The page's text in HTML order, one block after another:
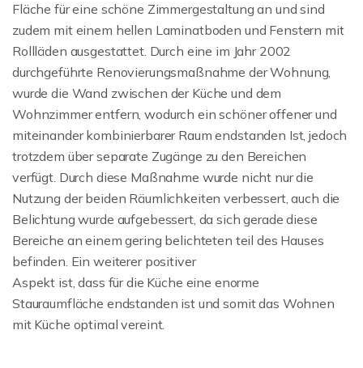
Fläche für eine schöne Zimmergestaltung an und sind
zudem mit einem hellen Laminatboden und Fenstern mit
Rollläden ausgestattet. Durch eine im Jahr 2002
durchgeführte Renovierungsmaßnahme der Wohnung,
wurde die Wand zwischen der Küche und dem
Wohnzimmer entfern, wodurch ein schöner offener und
miteinander kombinierbarer Raum endstanden Ist, jedoch
trotzdem über separate Zugänge zu den Bereichen
verfügt. Durch diese Maßnahme wurde nicht nur die
Nutzung der beiden Räumlichkeiten verbessert, auch die
Belichtung wurde aufgebessert, da sich gerade diese
Bereiche an einem gering belichteten teil des Hauses
befinden. Ein weiterer positiver
Aspekt ist, dass für die Küche eine enorme
Stauraumfläche endstanden ist und somit das Wohnen
mit Küche optimal vereint.